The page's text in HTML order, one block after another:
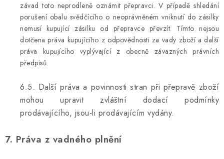
závad toto neprodleně oznámit přepravci. V případě shledání
porušení obalu svědčícího o neoprávněném vniknutí do zásilky
nemusí kupující zásilku od přepravce převzít. Tímto nejsou
dotčena práva kupujícího z odpovědnosti za vady zboží a další
práva kupujícího vyplývající z obecně závazných právních
předpisů.
6.5. Další práva a povinnosti stran při přepravě zboží
mohou upravit zvláštní dodací podmínky
prodávajícího, jsou-li prodávajícím vydány.
7. Práva z vadného plnění